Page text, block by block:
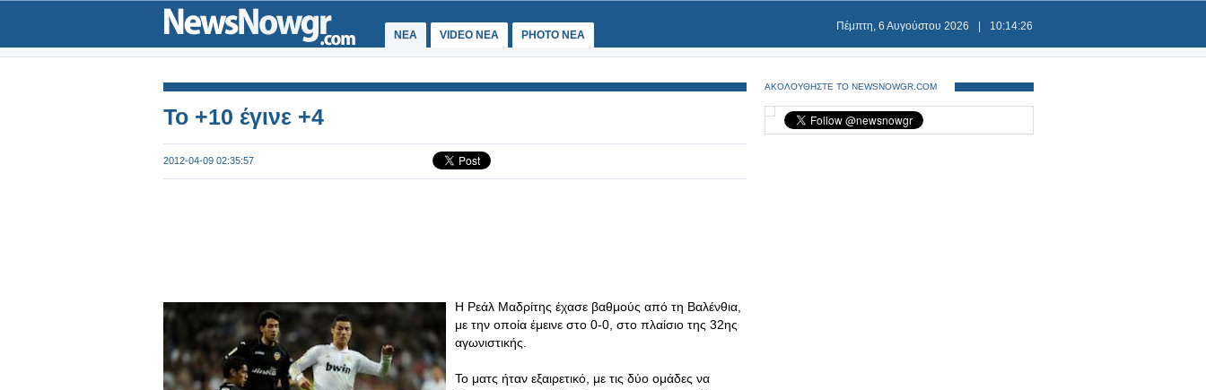
ΝΕΑ VIDEO NEA PHOTO NEA
Πέμπτη, 6 Αυγούστου 2026 10:14:26
Το +10 έγινε +4
2012-04-09 02:35:57
Η Ρεάλ Μαδρίτης έχασε βαθμούς από τη Βαλένθια,
με την οποία έμεινε στο 0-0, στο πλαίσιο της 32ης
αγωνιστικής.
Το ματς ήταν εξαιρετικό, με τις δύο ομάδες να
ΑΚΟΛΟΥΘΗΣΤΕ ΤΟ NEWSNOWGR.COM